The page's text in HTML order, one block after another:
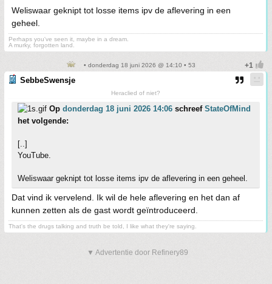
Weliswaar geknipt tot losse items ipv de aflevering in een
geheel.
Perhaps you've seen it, maybe in a dream.
A murky, forgotten land.
• donderdag 18 juni 2026 @ 14:10 • 53
SebbeSwensje
Heraclied of niet?
Op donderdag 18 juni 2026 14:06 schreef StateOfMind
het volgende:
[..]
YouTube.
Weliswaar geknipt tot losse items ipv de aflevering in een geheel.
Dat vind ik vervelend. Ik wil de hele aflevering en het dan af
kunnen zetten als de gast wordt geïntroduceerd.
That's the drugs talking and truth be told, I like what they're saying.
▼ Advertentie door Refinery89